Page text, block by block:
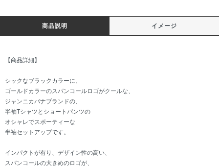
商品説明 イメージ
【商品詳細】
シックなブラックカラーに、
ゴールドカラーのスパンコールロゴがクールな、
ジャンニカバナブランドの、
半袖Tシャツとショートパンツの
オシャレでスポーティーな
半袖セットアップです。
インパクトが有り、デザイン性の高い、
スパンコールの大きめのロゴが、